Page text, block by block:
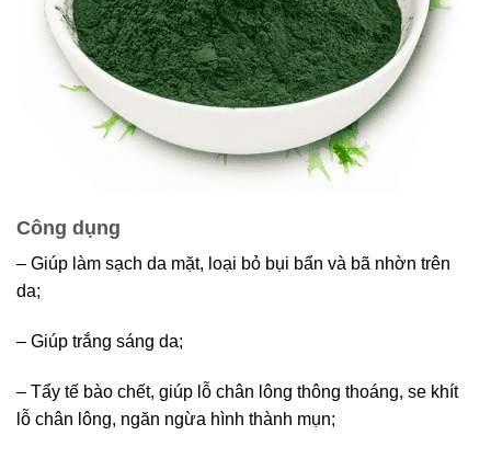
Công dụng
– Giúp làm sạch da mặt, loại bỏ bụi bẩn và bã nhờn trên
da;
– Giúp trắng sáng da;
– Tẩy tế bào chết, giúp lỗ chân lông thông thoáng, se khít
lỗ chân lông, ngăn ngừa hình thành mụn;